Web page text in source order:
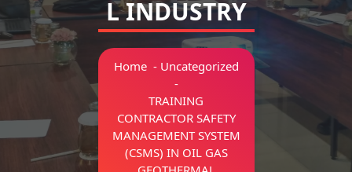
L INDUSTRY
Home- Uncategorized
-
TRAINING
CONTRACTOR SAFETY
MANAGEMENT SYSTEM
(CSMS) IN OIL GAS